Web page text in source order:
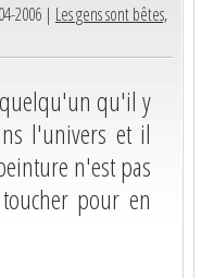
2006 | Les gens sont bêtes,
quelqu'un qu'il y
l'univers et il
n'est pas
pour en